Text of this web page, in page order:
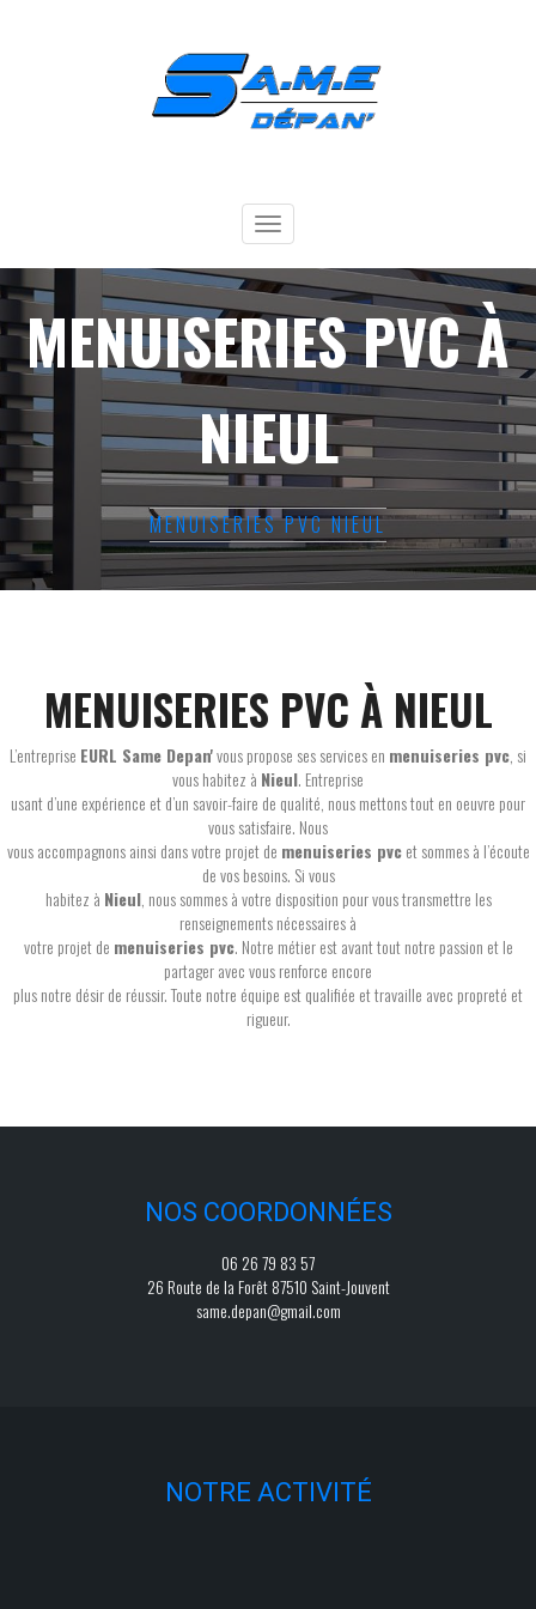
Toggle
navigation
MENUISERIES PVC À
NIEUL
MENUISERIES PVC NIEUL
MENUISERIES PVC À NIEUL
L’entreprise EURL Same Depan'vous propose ses services en menuiseries pvc, si
vous habitez à Nieul. Entreprise
usant d’une expérience et d’un savoir-faire de qualité, nous mettons tout en oeuvre pour
vous satisfaire. Nous
vous accompagnons ainsi dans votre projet de menuiseries pvcet sommes à l’écoute
de vos besoins. Si vous
habitez à Nieul, nous sommes à votre disposition pour vous transmettre les
renseignements nécessaires à
votre projet de menuiseries pvc. Notre métier est avant tout notre passion et le
partager avec vous renforce encore
plus notre désir de réussir. Toute notre équipe est qualifiée et travaille avec propreté et
rigueur.
NOS COORDONNÉES
06 26 79 83 57
26 Route de la Forêt 87510 Saint-Jouvent
same.depan@gmail.com
NOTRE ACTIVITÉ